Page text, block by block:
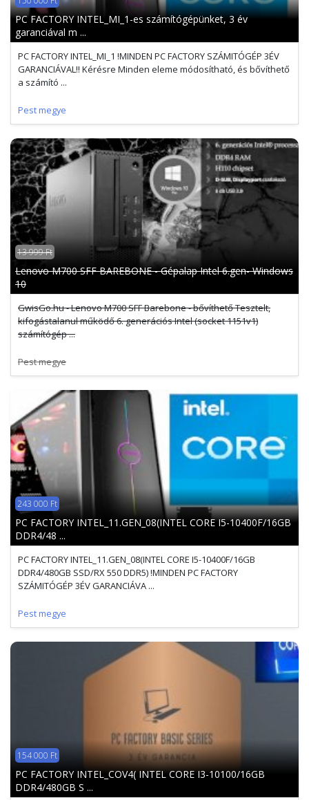
PC FACTORY INTEL_MI_1-es számítógépünket, 3 év
garanciával m ...
PC FACTORY INTEL_MI_1 !MINDEN PC FACTORY SZÁMITÓGÉP 3ÉV
GARANCIÁVAL!! Kérésre Minden eleme módosítható, és bővíthető
a számító ...
Pest megye
13 999 Ft
Lenovo M700 SFF BAREBONE - Gépalap Intel 6.gen- Windows
10
GwisGo.hu - Lenovo M700 SFF Barebone - bővíthető Tesztelt,
kifogástalanul működő 6. generációs Intel (socket 1151v1)
számítógép ...
Pest megye
243 000 Ft
PC FACTORY INTEL_11.GEN_08(INTEL CORE I5-10400F/16GB
DDR4/48 ...
PC FACTORY INTEL_11.GEN_08(INTEL CORE I5-10400F/16GB
DDR4/480GB SSD/RX 550 DDR5) !MINDEN PC FACTORY
SZÁMITÓGÉP 3ÉV GARANCIÁVA ...
Pest megye
154 000 Ft
PC FACTORY INTEL_COV4( INTEL CORE I3-10100/16GB
DDR4/480GB S ...